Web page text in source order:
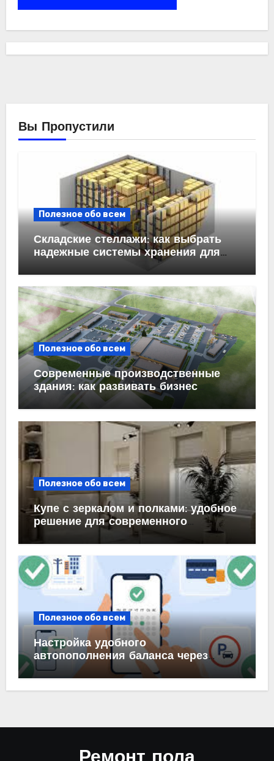
Вы Пропустили
Полезное обо всем
Складские стеллажи: как выбрать
надежные системы хранения для
Полезное обо всем
Современные производственные
здания: как развивать бизнес
эффективно
Полезное обо всем
Купе с зеркалом и полками: удобное
решение для современного
Полезное обо всем
Настройка удобного
автопополнения баланса через
автоплатеж на карте и в банке